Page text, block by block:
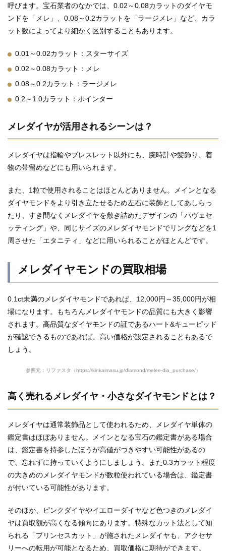
呼びます。宝石業者のなかでは、0.02～0.08カラットのダイヤモ
ンドを「メレ」、0.08～0.2カラットを「ラージメレ」など、カラ
ット数によってより細かく区別することもあります。
0.01～0.02カラット：スターサイズ
0.02～0.08カラット：メレ
0.08～0.2カラット：ラージメレ
0.2～1.0カラット：ポインター
メレダイヤが活用されるシーンは？
メレダイヤは指輪やブレスレット以外にも、腕時計や髪飾り、着
物の帯留めなどにも用いられます。
また、1粒で使用されることはほとんどありません。メインとなる
ダイヤモンドをより引き立たせるため左右に装飾としてあしらっ
たり、すき間なくメレダイヤを敷き詰めたデザインの「パヴェセ
ッティング」や、同じサイズのメレダイヤモンドでリングなどを1
周させた「エタニティ」などに用いられることがほとんどです。
メレダイヤモンドの買取相場
0.1ct未満のメレダイヤモンドであれば、12,000円～35,000円が相
場になります。もちろんメレダイヤモンドの品質にも大きく影響
されます。高品質なダイヤモンドの証であるハート&キューピッド
が確認できるものであれば、高い価格が設定されることもあるで
しょう。
参照元：リファスタ（https://kinkaimasu.jp/diamond/melee-dia_purchase/）
高く売れるメレダイヤ・小さなダイヤモンドとは？
メレダイヤは通常装飾品として使われるため、メレダイヤ単体の
鑑定書はほぼありません。メインとなる宝石の鑑定書がある場合
は、鑑定書を持参したほうが高値がつきやすい可能性があるの
で、忘れずに持っていくようにしましょう。また0.3カラット程度
の大きめのメレダイヤモンドが数粒使われている場合は、鑑定書
が付いている可能性があります。
そのほか、ピンクダイヤやイエローダイヤなど色つきのメレダイ
ヤは買取額が高くなる傾向にあります。特殊なカット法として知
られる「プリンセスカット」が施されたメレダイヤも、アクセサ
リーへの転用が可能となるため、買取価格に期待ができます。